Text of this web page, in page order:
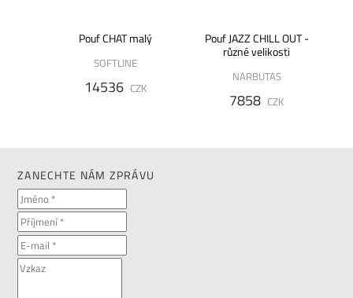
Pouf CHAT malý
SOFTLINE
14536 CZK
Pouf JAZZ CHILL OUT -
různé velikosti
NARBUTAS
7858 CZK
ZANECHTE NÁM ZPRÁVU